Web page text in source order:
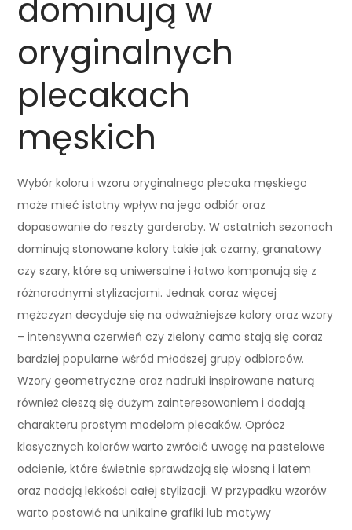
dominują w
oryginalnych
plecakach
męskich
Wybór koloru i wzoru oryginalnego plecaka męskiego
może mieć istotny wpływ na jego odbiór oraz
dopasowanie do reszty garderoby. W ostatnich sezonach
dominują stonowane kolory takie jak czarny, granatowy
czy szary, które są uniwersalne i łatwo komponują się z
różnorodnymi stylizacjami. Jednak coraz więcej
mężczyzn decyduje się na odważniejsze kolory oraz wzory
– intensywna czerwień czy zielony camo stają się coraz
bardziej popularne wśród młodszej grupy odbiorców.
Wzory geometryczne oraz nadruki inspirowane naturą
również cieszą się dużym zainteresowaniem i dodają
charakteru prostym modelom plecaków. Oprócz
klasycznych kolorów warto zwrócić uwagę na pastelowe
odcienie, które świetnie sprawdzają się wiosną i latem
oraz nadają lekkości całej stylizacji. W przypadku wzorów
warto postawić na unikalne grafiki lub motywy